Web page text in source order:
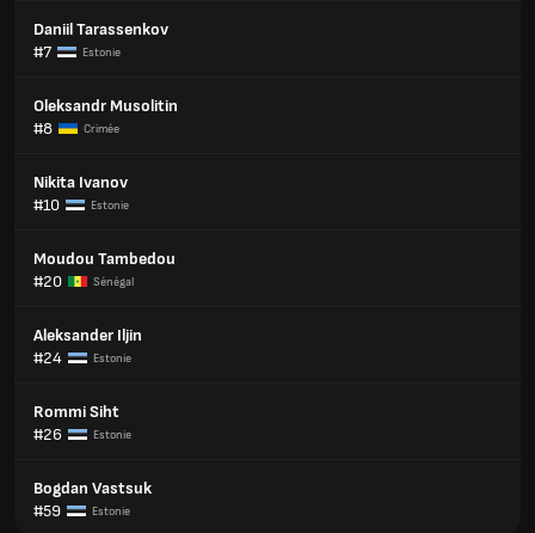
Daniil Tarassenkov
#7
Estonie
Oleksandr Musolitin
#8
Crimée
Nikita Ivanov
#10
Estonie
Moudou Tambedou
#20
Sénégal
Aleksander Iljin
#24
Estonie
Rommi Siht
#26
Estonie
Bogdan Vastsuk
#59
Estonie